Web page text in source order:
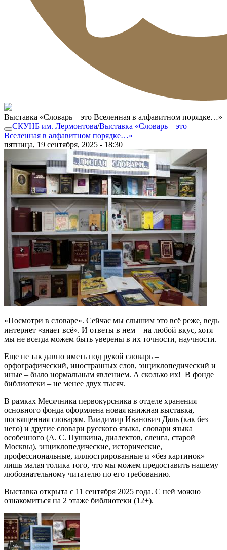
Выставка «Словарь – это Вселенная в алфавитном порядке…»
СКУНБ им. Лермонтова/Выставка «Словарь – это
Вселенная в алфавитном порядке…»
пятница, 19 сентября, 2025 - 18:30
«Посмотри в словаре». Сейчас мы слышим это всё реже, ведь
интернет «знает всё». И ответы в нем – на любой вкус, хотя
мы не всегда можем быть уверены в их точности, научности.
Еще не так давно иметь под рукой словарь –
орфографический, иностранных слов, энциклопедический и
иные – было нормальным явлением. А сколько их! В фонде
библиотеки – не менее двух тысяч.
В рамках Месячника первокурсника в отделе хранения
основного фонда оформлена новая книжная выставка,
посвященная словарям. Владимир Иванович Даль (как без
него) и другие словари русского языка, словари языка
особенного (А. С. Пушкина, диалектов, сленга, старой
Москвы), энциклопедические, исторические,
профессиональные, иллюстрированные и «без картинок» –
лишь малая толика того, что мы можем предоставить нашему
любознательному читателю по его требованию.
Выставка открыта с 11 сентября 2025 года. С ней можно
ознакомиться на 2 этаже библиотеки (12+).